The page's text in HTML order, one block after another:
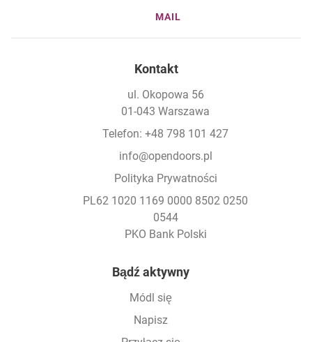
MAIL
Kontakt
ul. Okopowa 56
01-043 Warszawa
Telefon: +48 798 101 427
info@opendoors.pl
Polityka Prywatności
PL62 1020 1169 0000 8502 0250
0544
PKO Bank Polski
Bądź aktywny
Módl się
Napisz